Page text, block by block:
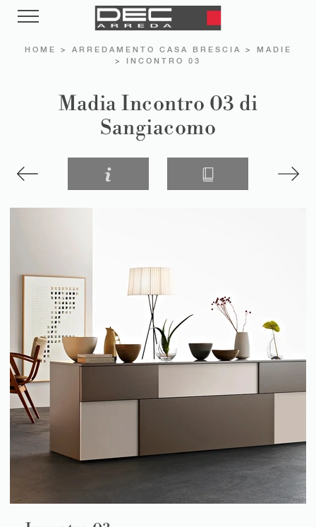
HOME > ARREDAMENTO CASA BRESCIA >
MADIE
> INCONTRO 03
Madia Incontro 03 di
Sangiacomo